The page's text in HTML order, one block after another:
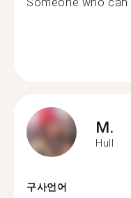
M.
Hull
구사언어